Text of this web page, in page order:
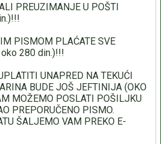
PREUZIMANJE U POŠTI
PISMOM PLAĆATE SVE
oko 280 din.)!!!
UNAPRED NA TEKUĆI
BUDE JOŠ JEFTINIJA (OKO
MOŽEMO POSLATI POŠILJKU
PREPORUČENO PISMO.
ŠALJEMO VAM PREKO E-